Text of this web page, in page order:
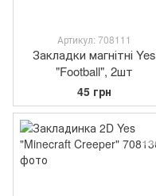
Артикул: 708111
Закладки магнітні Yes
"Football", 2шт
45 грн